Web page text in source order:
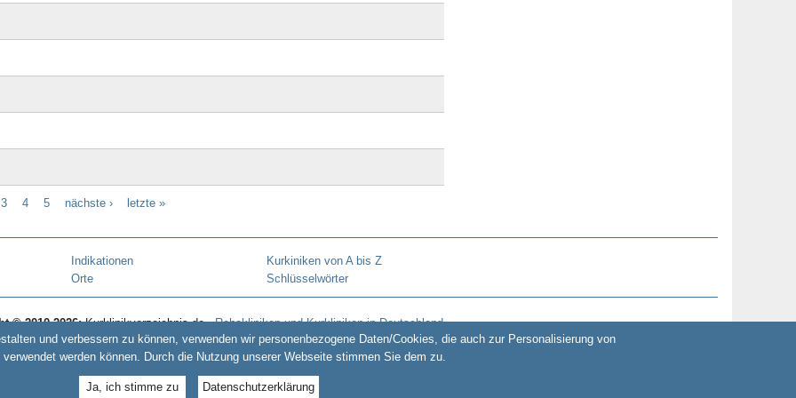
3 4 5 nächste › letzte »
Indikationen
Orte
Kurkiniken von A bis Z
Schlüsselwörter
© 2010-2026:Kurklinikverzeichnis.de -Rehakliniken und Kurkliniken in Deutschland
www.kurentschechien.de • www.kuren24.com
und verbessern zu können, verwenden wir personenbezogene Daten/Cookies, die auch zur Personalisierung von
werden können. Durch die Nutzung unserer Webseite stimmen Sie dem zu.
Ja, ich stimme zu Datenschutzerklärung